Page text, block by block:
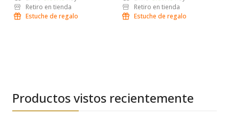
Retiro en tienda
Estuche de regalo
Retiro en tienda
Estuche de regalo
Productos vistos recientemente